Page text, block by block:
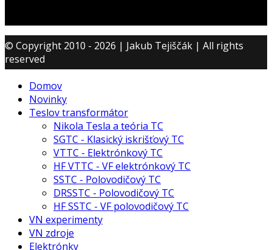
© Copyright 2010 - 2026 | Jakub Tejiščák | All rights
reserved
Domov
Novinky
Teslov transformátor
Nikola Tesla a teória TC
SGTC - Klasický iskrišťový TC
VTTC - Elektrónkový TC
HF VTTC - VF elektrónkový TC
SSTC - Polovodičový TC
DRSSTC - Polovodičový TC
HF SSTC - VF polovodičový TC
VN experimenty
VN zdroje
Elektrónky